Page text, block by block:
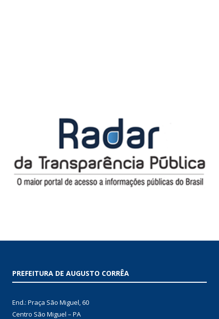
PREFEITURA DE AUGUSTO CORRÊA
End.: Praça São Miguel, 60
Centro São Miguel – PA